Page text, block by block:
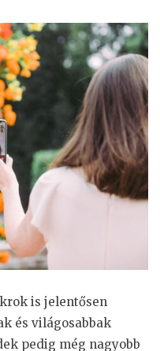
is jelentősen
és világosabbak
pedig még nagyobb